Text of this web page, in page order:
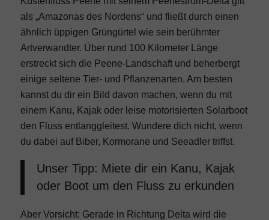
als „Amazonas des Nordens“ und fließt durch einen
ähnlich üppigen Grüngürtel wie sein berühmter
Artverwandter. Über rund 100 Kilometer Länge
erstreckt sich die Peene-Landschaft und beherbergt
einige seltene Tier- und Pflanzenarten. Am besten
kannst du dir ein Bild davon machen, wenn du mit
einem Kanu, Kajak oder leise motorisierten Solarboot
den Fluss entlanggleitest. Wundere dich nicht, wenn
du dabei auf Biber, Kormorane und Seeadler triffst.
Unser Tipp: Miete dir ein Kanu, Kajak
oder Boot um den Fluss zu erkunden
Aber Vorsicht: Gerade in Richtung Delta wird die